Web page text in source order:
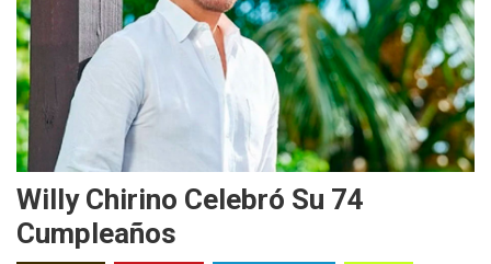
Willy Chirino Celebró Su 74
Cumpleaños